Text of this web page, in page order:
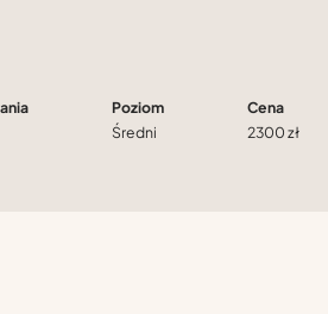
Poziom
Średni
Cena
2300 zł